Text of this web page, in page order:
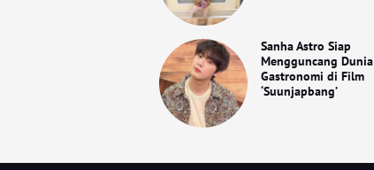
Sanha Astro Siap
Mengguncang Dunia
Gastronomi di Film
‘Suunjapbang’